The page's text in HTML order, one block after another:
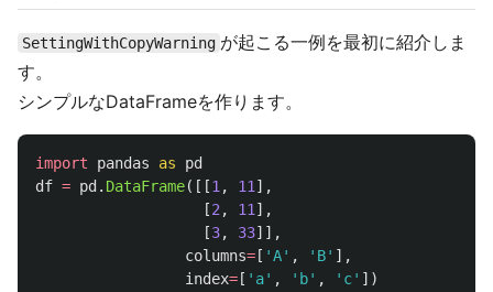
SettingWithCopyWarning が起こる一例を最初に紹介しま
す。
シンプルなDataFrameを作ります。
import pandas as
pd
df = pd . DataFrame([[1 , 11 ],
[2 , 11 ],
[3, 33]],
columns= [ 'A' , ' B' ],
index= [ ' a' , ' b' , ' c' ])